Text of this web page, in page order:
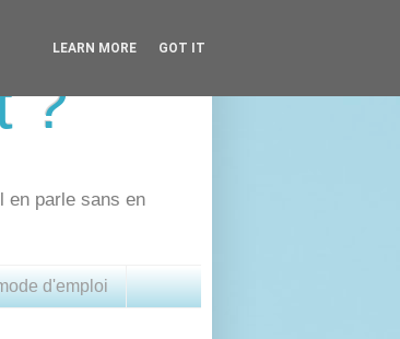
?
en parle sans en
d'emploi
LEARN MORE GOT IT